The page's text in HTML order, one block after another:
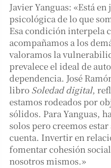
Javier Yanguas: «Está
psicológica de lo que
Esa condición interpela
acompañamos a los
valoramos la
prevalece el ideal de
dependencia. José
libro Soledad digital,
estamos rodeados por
sólidos. Para Yanguas,
solos pero creemos
cuenta. Invertir en
fomentar cohesión
nosotros mismos.»